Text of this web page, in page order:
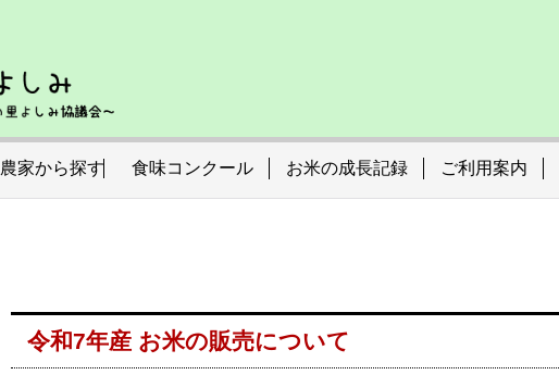
農家から探す 食味コンクール お米の成長記録 ご利用案内
令和7年産 お米の販売について